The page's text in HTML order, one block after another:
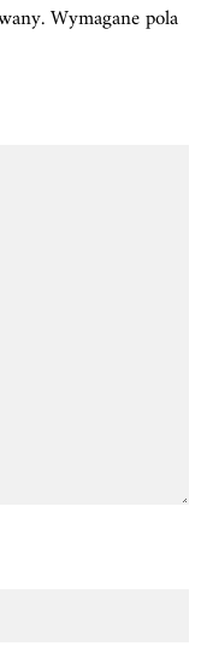
Wymagane pola